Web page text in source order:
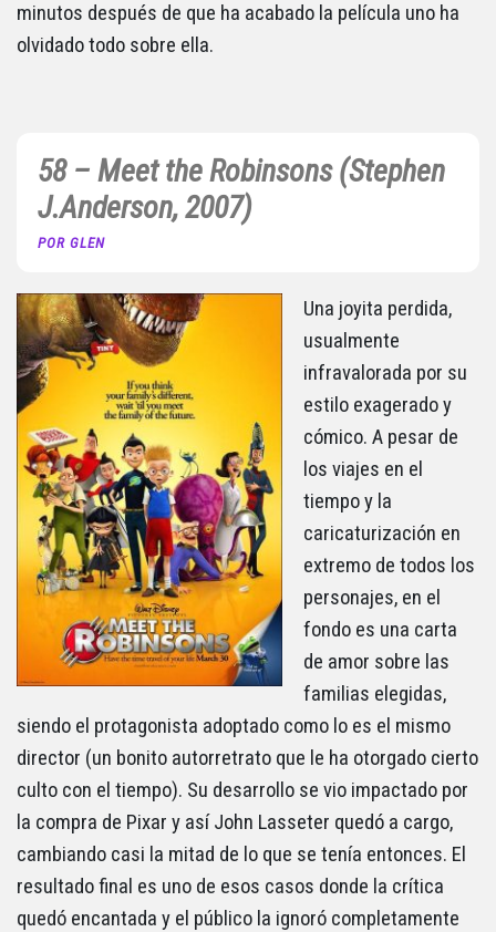
minutos después de que ha acabado la película uno ha
olvidado todo sobre ella.
58 – Meet the Robinsons (Stephen
J.Anderson, 2007)
POR GLEN
Una joyita perdida,
usualmente
infravalorada por su
estilo exagerado y
cómico. A pesar de
los viajes en el
tiempo y la
caricaturización en
extremo de todos los
personajes, en el
fondo es una carta
de amor sobre las
familias elegidas,
siendo el protagonista adoptado como lo es el mismo
director (un bonito autorretrato que le ha otorgado cierto
culto con el tiempo). Su desarrollo se vio impactado por
la compra de Pixar y así John Lasseter quedó a cargo,
cambiando casi la mitad de lo que se tenía entonces. El
resultado final es uno de esos casos donde la crítica
quedó encantada y el público la ignoró completamente